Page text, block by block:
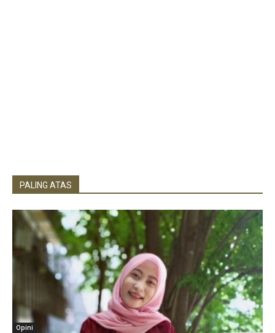
PALING ATAS
Opini